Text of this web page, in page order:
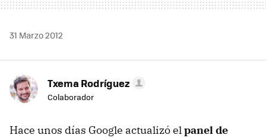
31 Marzo 2012
Txema Rodríguez
Colaborador
Hace unos días Google actualizó elpanel de